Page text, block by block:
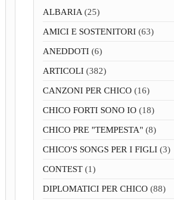
ALBARIA(25)
AMICI E SOSTENITORI(63)
ANEDDOTI(6)
ARTICOLI(382)
CANZONI PER CHICO(16)
CHICO FORTI SONO IO(18)
CHICO PRE "TEMPESTA"(8)
CHICO'S SONGS PER I FIGLI(3)
CONTEST(1)
DIPLOMATICI PER CHICO(88)